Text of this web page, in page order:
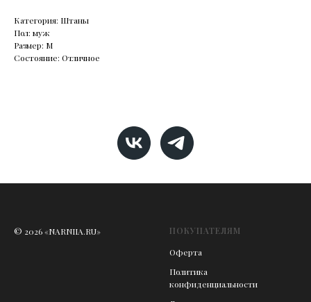
Категория: Штаны
Пол: муж
Размер: М
Состояние: Отличное
© 2026 «NARNIIA.RU»
ПОКУПАТЕЛЯМ
Оферта
Политика
конфиденциальности